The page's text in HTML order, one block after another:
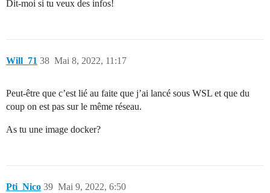
Dit-moi si tu veux des infos!
Will_71 Mai 8, 2022, 11:17
38
Peut-être que c’est lié au faite que j’ai lancé sous WSL et que du
coup on est pas sur le même réseau.
As tu une image docker?
Pti_Nico Mai 9, 2022, 6:50
39